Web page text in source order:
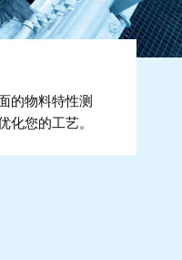
的物料特性测
化您的工艺。